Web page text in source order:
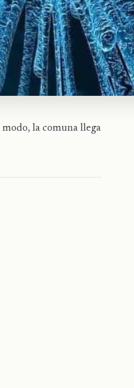
modo, la comuna llega